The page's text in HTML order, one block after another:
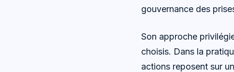
gouvernance des
Son approche
choisis. Dans la
actions reposent sur